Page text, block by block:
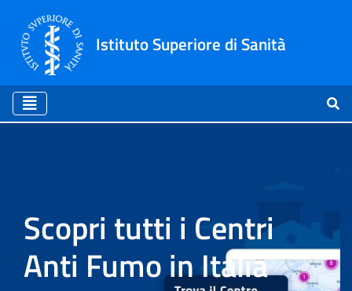
Istituto Superiore di Sanità
Home
Scopri tutti i Centri
Anti Fumo in Italia